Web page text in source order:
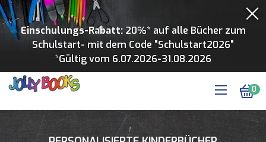
0
Einschulungs-Rabatt:20%* auf alle Bücher zum
Schulstart- mit dem Code "Schulstart2026"
*Gültig vom 6.07.2026-31.08.2026